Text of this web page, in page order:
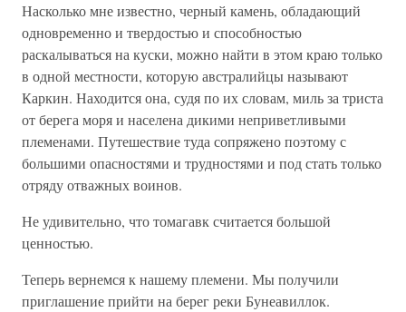
Насколько мне известно, черный камень, обладающий
одновременно и твердостью и способностью
раскалываться на куски, можно найти в этом краю только
в одной местности, которую австралийцы называют
Каркин. Находится она, судя по их словам, миль за триста
от берега моря и населена дикими неприветливыми
племенами. Путешествие туда сопряжено поэтому с
большими опасностями и трудностями и под стать только
отряду отважных воинов.
Не удивительно, что томагавк считается большой
ценностью.
Теперь вернемся к нашему племени. Мы получили
приглашение прийти на берег реки Бунеавиллок.